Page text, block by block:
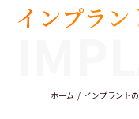
インプラ
ホーム インプラント